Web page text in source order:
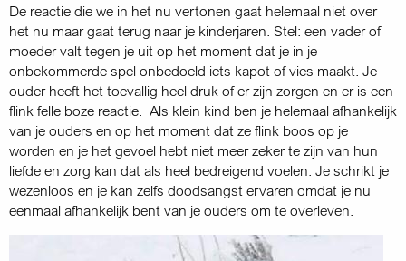
De reactie die we in het nu vertonen gaat helemaal niet over
het nu maar gaat terug naar je kinder­jaren. Stel: een vader of
moeder valt tegen je uit op het moment dat je in je
onbekommerde spel onbedoeld iets kapot of vies maakt. Je
ouder heeft het toevallig heel druk of er zijn zorgen en er is een
flink felle boze reactie. Als klein kind ben je helemaal afhankelijk
van je ouders en op het moment dat ze flink boos op je
worden en je het gevoel hebt niet meer zeker te zijn van hun
liefde en zorg kan dat als heel bedreigend voelen. Je schrikt je
wezenloos en je kan zelfs doods­angst ervaren omdat je nu
eenmaal afhankelijk bent van je ouders om te overleven.